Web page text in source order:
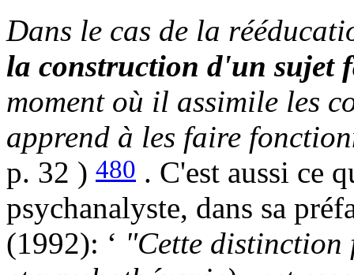
Dans le cas de la
la construction d'un sujet
moment où il assimile les
apprend à les faire
p. 32 ) 480 . C'est aussi ce
psychanalyste, dans sa
(1992): ‘ "Cette distinction